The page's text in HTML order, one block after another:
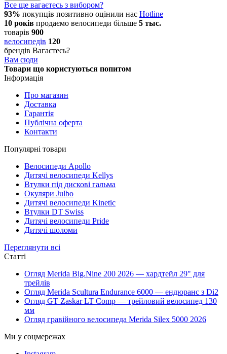
Все ще вагаєтесь з вибором?
93% покупців позитивно оцінили нас Hotline
10 років продаємо велосипеди більше 5 тыс.
товарів 900
велосипедів 120
брендів Вагаєтесь?
Вам сюди
Товари що користуються попитом
Інформація
Про магазин
Доставка
Гарантія
Публічна оферта
Контакти
Популярні товари
Велосипеди Apollo
Дитячі велосипеди Kellys
Втулки під дискові гальма
Окуляри Julbo
Дитячі велосипеди Kinetic
Втулки DT Swiss
Дитячі велосипеди Pride
Дитячі шоломи
Переглянути всі
Статті
Огляд Merida Big.Nine 200 2026 — хардтейл 29" для
трейлів
Огляд Merida Scultura Endurance 6000 — ендюранс з Di2
Огляд GT Zaskar LT Comp — трейловий велосипед 130
мм
Огляд гравійного велосипеда Merida Silex 5000 2026
Ми у соцмережах